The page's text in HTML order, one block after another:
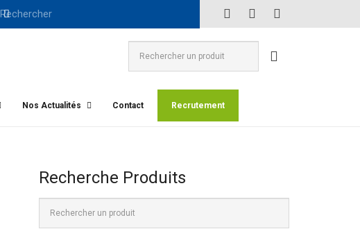
Nos Actualités Contact Recrutement
Recherche Produits